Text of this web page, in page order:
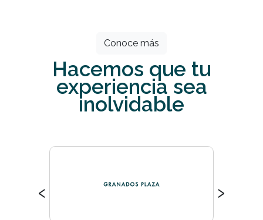
Conoce más
Hacemos que tu
experiencia sea
inolvidable
‹ ›